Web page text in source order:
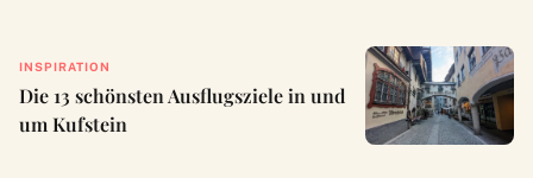
INSPIRATION
Die 13 schönsten Ausflugsziele in und
um Kufstein